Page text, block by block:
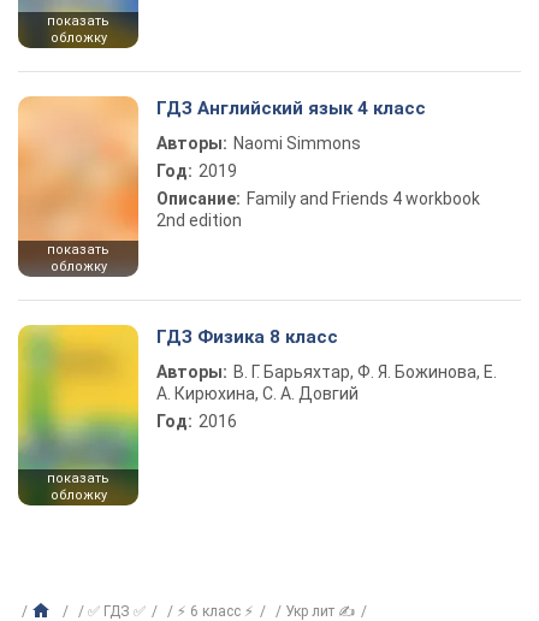
показать
обложку
показать
обложку
ГДЗ Английский язык 4 класс
Авторы: Naomi Simmons
Год: 2019
Описание: Family and Friends 4 workbook
2nd edition
показать
обложку
ГДЗ Физика 8 класс
Авторы: В. Г. Барьяхтар, Ф. Я. Божинова, Е.
А. Кирюхина, С. А. Довгий
Год: 2016
✅ ГДЗ ✅ ⚡ 6 класс ⚡
Укр лит ✍